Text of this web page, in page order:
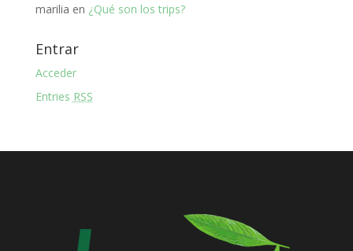
marilia en ¿Qué son los trips?
Entrar
Acceder
Entries RSS